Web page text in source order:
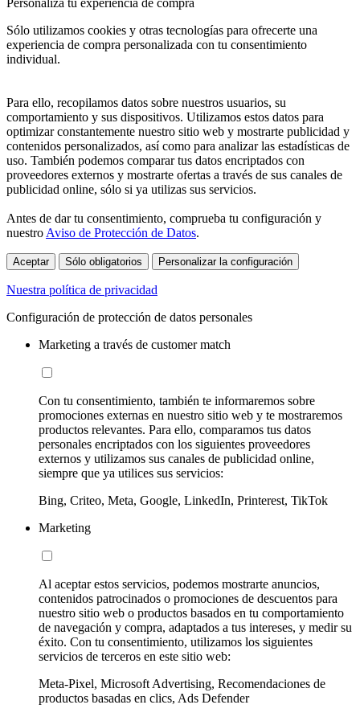
Sólo utilizamos cookies y otras tecnologías para ofrecerte una
experiencia de compra personalizada con tu consentimiento
individual.
Para ello, recopilamos datos sobre nuestros usuarios, su
comportamiento y sus dispositivos. Utilizamos estos datos para
optimizar constantemente nuestro sitio web y mostrarte publicidad y
contenidos personalizados, así como para analizar las estadísticas de
uso. También podemos comparar tus datos encriptados con
proveedores externos y mostrarte ofertas a través de sus canales de
publicidad online, sólo si ya utilizas sus servicios.
Antes de dar tu consentimiento, comprueba tu configuración y
nuestro Aviso de Protección de Datos.
Aceptar Sólo obligatorios Personalizar la configuración
Nuestra política de privacidad
Configuración de protección de datos personales
Marketing a través de customer match
Con tu consentimiento, también te informaremos sobre
promociones externas en nuestro sitio web y te mostraremos
productos relevantes. Para ello, comparamos tus datos
personales encriptados con los siguientes proveedores
externos y utilizamos sus canales de publicidad online,
siempre que ya utilices sus servicios:
Bing, Criteo, Meta, Google, LinkedIn, Printerest, TikTok
Marketing
Al aceptar estos servicios, podemos mostrarte anuncios,
contenidos patrocinados o promociones de descuentos para
nuestro sitio web o productos basados en tu comportamiento
de navegación y compra, adaptados a tus intereses, y medir su
éxito. Con tu consentimiento, utilizamos los siguientes
servicios de terceros en este sitio web:
Meta-Pixel, Microsoft Advertising, Recomendaciones de
productos basadas en clics, Ads Defender